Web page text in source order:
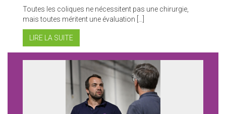
Toutes les coliques ne nécessitent pas une chirurgie,
mais toutes méritent une évaluation […]
LIRE LA SUITE